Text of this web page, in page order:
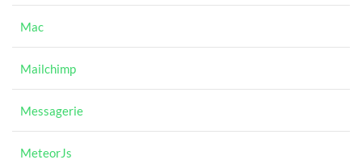
Mac
Mailchimp
Messagerie
MeteorJs